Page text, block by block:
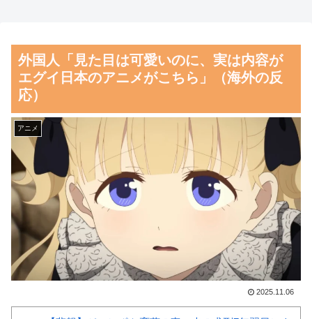
【朗報】齋藤飛鳥、前屈みで
完全に見えてる動画が拡散され
てしまう…
主導…JAXAの衛星「あらせ」
が観測！
舌を絡ませて、唾液交換して
── ちゅっちゅしながらの濃厚
エッ画像♪
海外「日本よ、お前がナンバ
ーワンだ」 熊本地震直後の日
本の対応のスピードに世界が衝
【画像】顔100点、体30点の
に海外が大騒ぎ
外国人「親子丼という日本の
料理の直訳を知ってしまっ
韓国人「韓国人が日本のラー
メンについて勘違いしているこ
とがこちら…」→「え
っ？？？？？？？？？？」＝韓
国の反応
韓国サッカー協会「現在は不
適切な行為は絶対にない」→韓
国人「一番重要なのは2002年な
のにそこは言及しないんだなｗ
外国人「見た目は可愛いのに、実は内容が
エグイ日本のアニメがこちら」（海外の反
応）
アニメ
2025.11.06